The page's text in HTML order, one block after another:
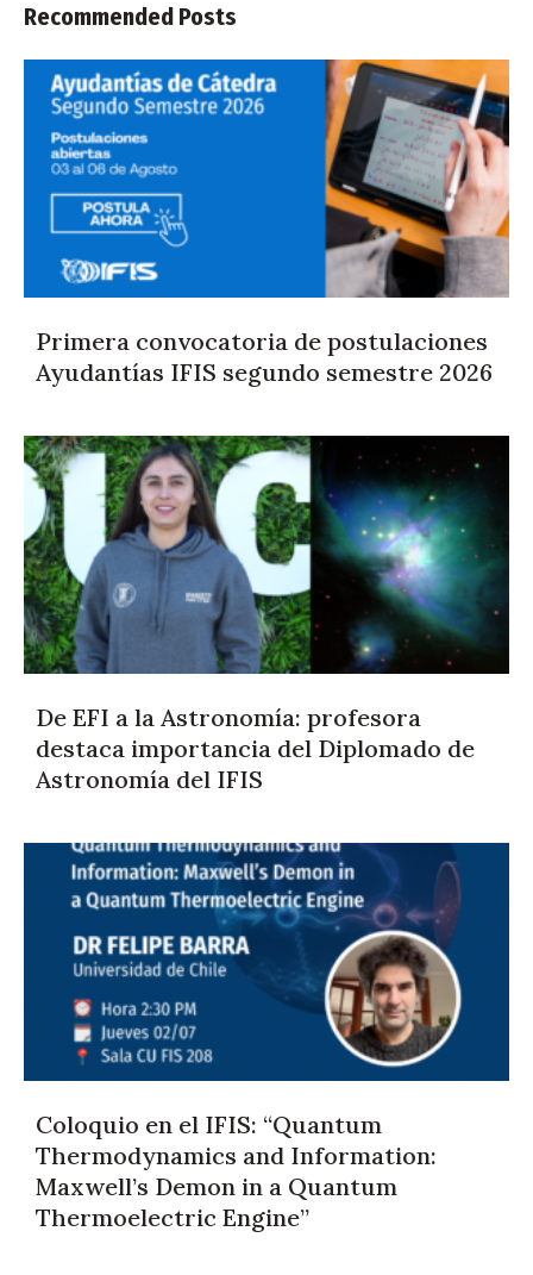
Recommended Posts
Primera convocatoria de postulaciones
Ayudantías IFIS segundo semestre 2026
De EFI a la Astronomía: profesora
destaca importancia del Diplomado de
Astronomía del IFIS
Coloquio en el IFIS: “Quantum
Thermodynamics and Information:
Maxwell’s Demon in a Quantum
Thermoelectric Engine”